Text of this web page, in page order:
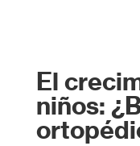
El
niños: